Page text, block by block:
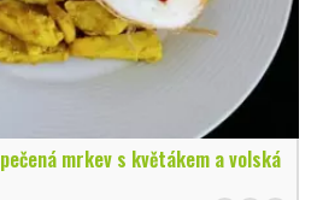
mrkev s květákem a volská